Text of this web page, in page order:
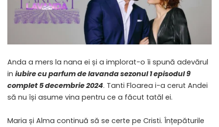
Anda a mers la nana ei și a implorat-o îi spună adevărul
in iubire cu parfum de lavanda sezonul 1 episodul 9
complet 5 decembrie 2024. Tanti Floarea i-a cerut Andei
să nu își asume vina pentru ce a făcut tatăl ei.
Maria și Alma continuă să se certe pe Cristi. Înțepăturile